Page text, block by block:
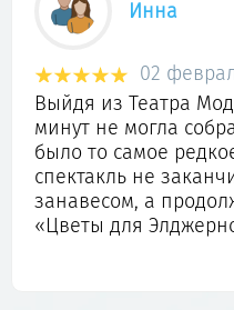
Галина
30
Сегодня посетила
"Модерн". Как часто
мечтала туда
в заснеженный
посетила этот
насладилась